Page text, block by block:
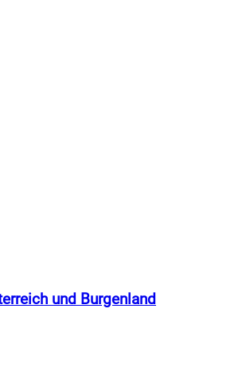
und Burgenland